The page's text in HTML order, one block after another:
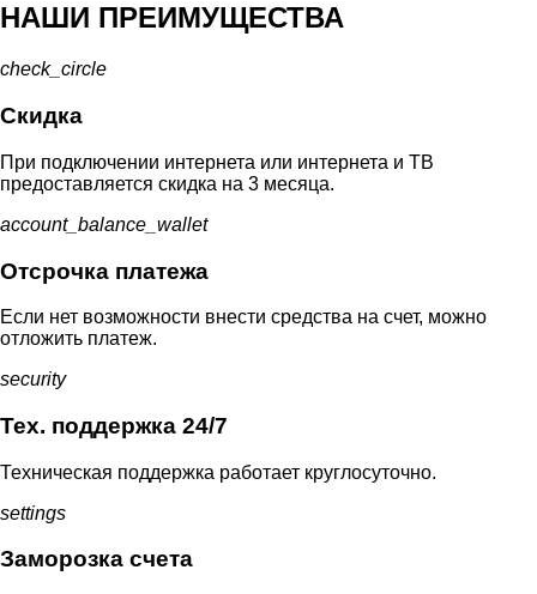
НАШИ ПРЕИМУЩЕСТВА
check_circle
Скидка
При подключении интернета или интернета и ТВ
предоставляется скидка на 3 месяца.
account_balance_wallet
Отсрочка платежа
Если нет возможности внести средства на счет, можно
отложить платеж.
security
Тех. поддержка 24/7
Техническая поддержка работает круглосуточно.
settings
Заморозка счета